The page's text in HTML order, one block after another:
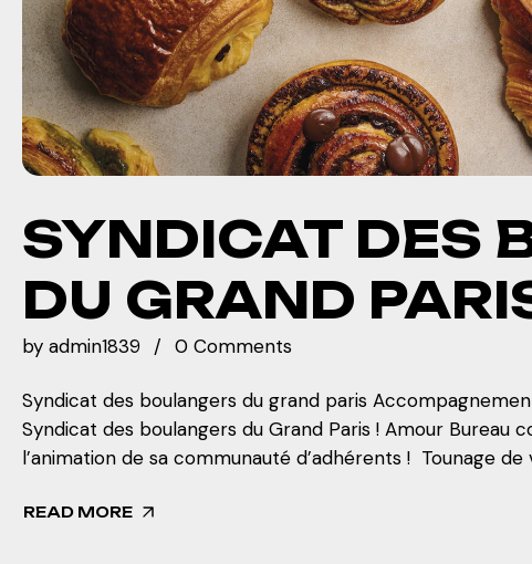
SYNDICAT DES
DU GRAND
by admin1839 0 Comments
Syndicat des boulangers du grand paris
Syndicat des boulangers du Grand Paris ! Amour Bureau
l’animation de sa communauté d’adhérents ! Tounage de
READ MORE